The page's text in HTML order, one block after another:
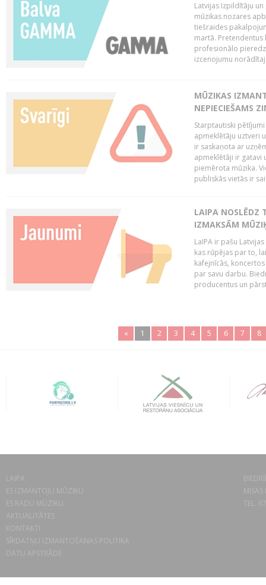
Latvijas Izpildītāju
mūzikas nozares
tiešraides
martā. Pretendentus
profesionālo
izcenojumu
MŪZIKAS
NEPIECIEŠAMS
Starptautiski
apmeklētāju uztveri
ir saskaņota ar
apmeklētāji ir gatavi
piemērota mūzika.
publiskās vietās ir
LAIPA NOSLĒDZ
IZMAKSĀM
LaIPA ir pašu
kas rūpējas par to,
kafejnīcās,
par savu darbu.
producentus un
« 1 2 3 4 5 6 7 8
LAIPA
ES IZMANTOJU MŪZIKU
ES RADU MŪZIKU
AKTUALITĀTES
KONTAKTI
SĪKDATŅU IZMANTOŠANAS POLITIKA
DATU APSTRĀDE
TEL.